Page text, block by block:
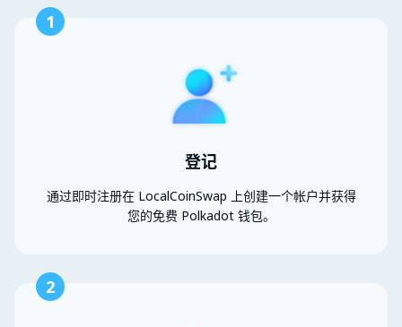
1
登记
通过即时注册在 LocalCoinSwap 上创建一个帐户并获得
您的免费 Polkadot 钱包。
2